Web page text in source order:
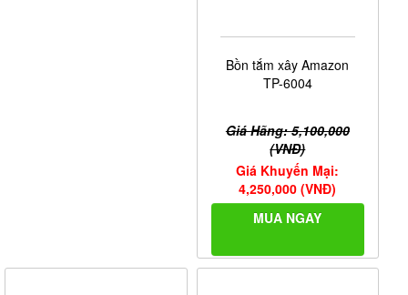
Bồn tắm xây Amazon
TP-6004
Giá Hãng: 5,100,000
(VNĐ)
Giá Khuyến Mại:
4,250,000 (VNĐ)
MUA NGAY